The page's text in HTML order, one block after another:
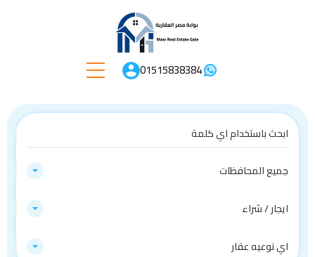
01515838384
جميع المحافظات
ايجار / شراء
اي نوعيه عقار